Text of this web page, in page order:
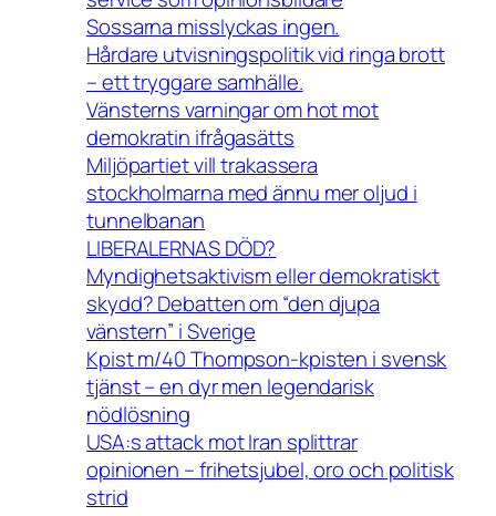
Sossarna misslyckas ingen.
Hårdare utvisningspolitik vid ringa brott
– ett tryggare samhälle.
Vänsterns varningar om hot mot
demokratin ifrågasätts
Miljöpartiet vill trakassera
stockholmarna med ännu mer oljud i
tunnelbanan
LIBERALERNAS DÖD?
Myndighetsaktivism eller demokratiskt
skydd? Debatten om “den djupa
vänstern” i Sverige
Kpist m/40 Thompson-kpisten i svensk
tjänst – en dyr men legendarisk
nödlösning
USA:s attack mot Iran splittrar
opinionen – frihetsjubel, oro och politisk
strid